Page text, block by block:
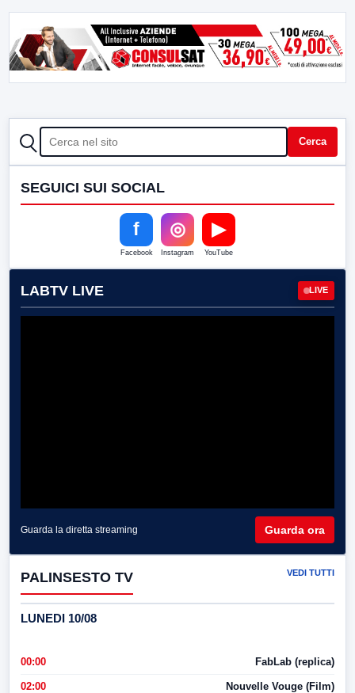
CERCA Cerca
SEGUICI SUI SOCIAL
f
Facebook
◎
Instagram
▶
YouTube
LABTV LIVE LIVE
Guarda la diretta streaming Guarda ora
PALINSESTO TV VEDI TUTTI
LUNEDI 10/08
00:00 FabLab (replica)
02:00 Nouvelle Vouge (Film)